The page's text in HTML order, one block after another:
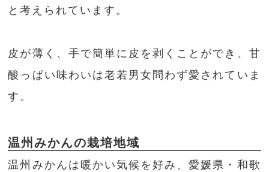
と考えられています。
皮が薄く、手で簡単に皮を剥くことができ、甘
酸っぱい味わいは老若男女問わず愛されていま
す。
温州みかんの栽培地域
温州みかんは暖かい気候を好み、愛媛県・和歌